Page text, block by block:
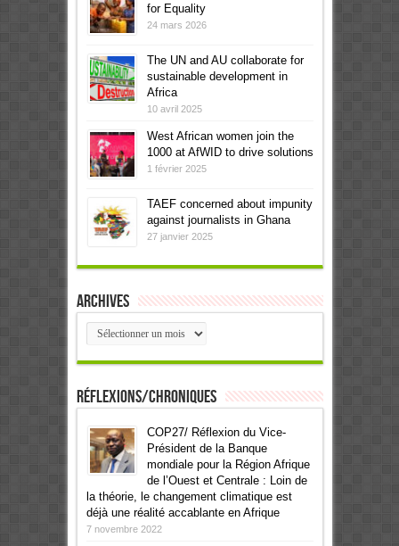
for Equality
24 mars 2026
The UN and AU collaborate for
sustainable development in
Africa
10 avril 2025
West African women join the
1000 at AfWID to drive solutions
1 février 2025
TAEF concerned about impunity
against journalists in Ghana
27 janvier 2025
Archives
Archives
Réflexions/Chroniques
COP27/ Réflexion du Vice-
Président de la Banque
mondiale pour la Région Afrique
de l’Ouest et Centrale : Loin de
la théorie, le changement climatique est
déjà une réalité accablante en Afrique
7 novembre 2022